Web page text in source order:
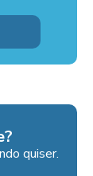
quiser.